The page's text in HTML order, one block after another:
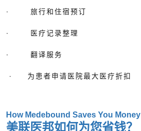
· 旅行和住宿预订
· 医疗记录整理
· 翻译服务
· 为患者申请医院最大医疗折扣
How Medebound Saves You Money
美联医邦如何为您省钱？